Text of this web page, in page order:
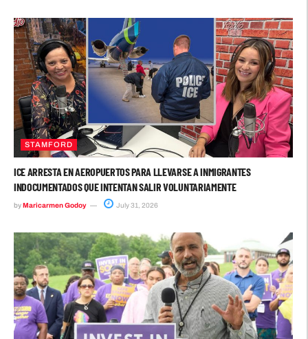
STAMFORD
ICE ARRESTA EN AEROPUERTOS PARA LLEVARSE A INMIGRANTES
INDOCUMENTADOS QUE INTENTAN SALIR VOLUNTARIAMENTE
byMaricarmen Godoy July 31, 2026